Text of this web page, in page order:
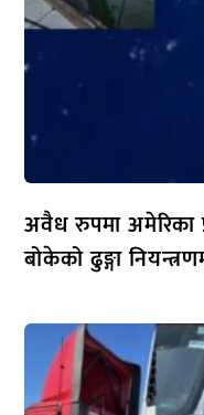
अवैध रुपमा अमेरिका
बोकेको ढुङ्गा